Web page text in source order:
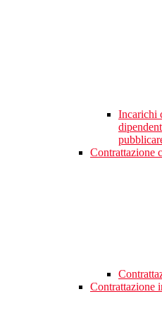
Incarichi
Contrattazione
Contrattazione